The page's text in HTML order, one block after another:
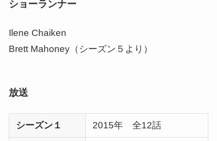
ショーランナー
Ilene Chaiken
Brett Mahoney（シーズン５より）
放送
シーズン１ 2015年 全12話